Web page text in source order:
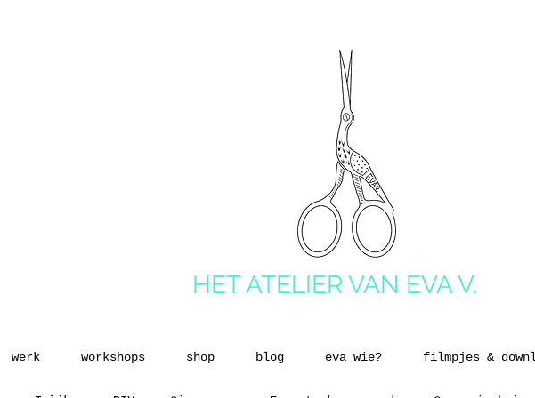
HET ATELIER VAN EVA V.
werk workshops shop blog eva wie? filmpjes &